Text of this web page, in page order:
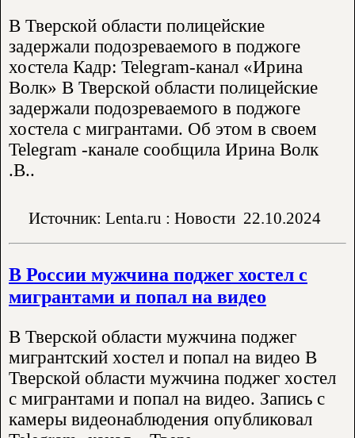
В Тверской области полицейские
задержали подозреваемого в поджоге
хостела Кадр: Telegram-канал «Ирина
Волк» В Тверской области полицейские
задержали подозреваемого в поджоге
хостела с мигрантами. Об этом в своем
Telegram -канале сообщила Ирина Волк
.В..
Источник: Lenta.ru : Новости 22.10.2024
В России мужчина поджег хостел с
мигрантами и попал на видео
В Тверской области мужчина поджег
мигрантский хостел и попал на видео В
Тверской области мужчина поджег хостел
с мигрантами и попал на видео. Запись с
камеры видеонаблюдения опубликовал